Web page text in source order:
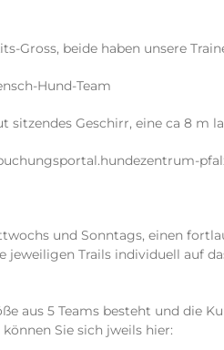
Gross, beide haben unsere
Hund-Team
sitzendes Geschirr, eine ca 8 m
und Sonntags, einen
jeweiligen Trails individuell auf
aus 5 Teams besteht und die
Sie sich jweils hier: